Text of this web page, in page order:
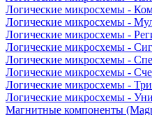
Логические микросхемы -
Логические микросхемы -
Логические микросхемы -
Логические микросхемы -
Логические микросхемы -
Логические микросхемы -
Логические микросхемы -
Логические микросхемы -
Магнитные компоненты